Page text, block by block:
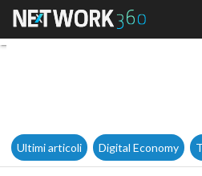
Ultimi articoli Digital Economy